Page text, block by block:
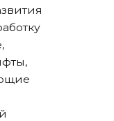
,